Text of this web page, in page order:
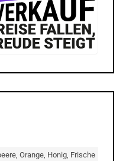
Orange, Honig, Frische